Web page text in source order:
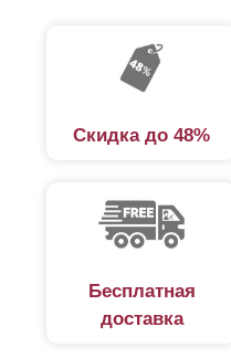
Скидка до 48%
Бесплатная
доставка